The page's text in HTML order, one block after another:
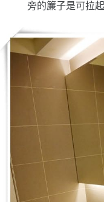
旁的簾子是可拉